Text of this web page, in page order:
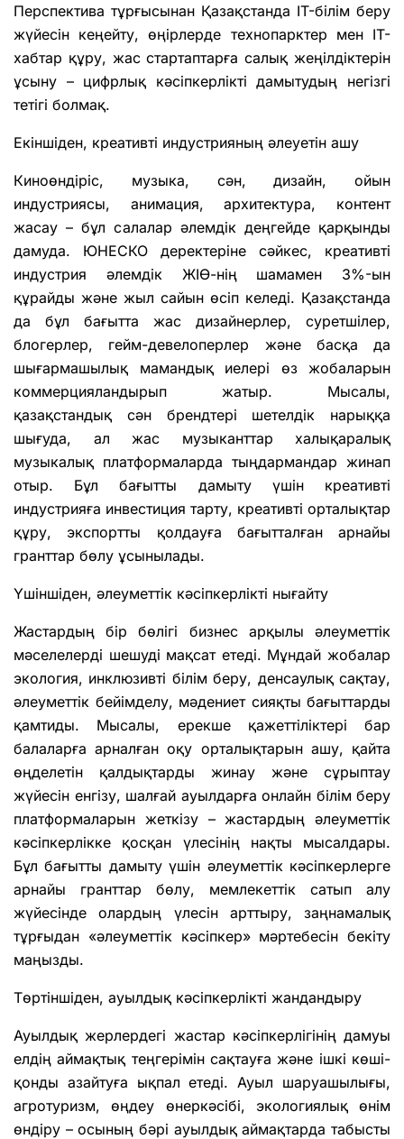
Перспектива тұрғысынан Қазақстанда IT-білім беру
жүйесін кеңейту, өңірлерде технопарктер мен IT-
хабтар құру, жас стартаптарға салық жеңілдіктерін
ұсыну – цифрлық кәсіпкерлікті дамытудың негізгі
тетігі болмақ.
Екіншіден, креативті индустрияның әлеуетін ашу
Киноөндіріс, музыка, сән, дизайн, ойын
индустриясы, анимация, архитектура, контент
жасау – бұл салалар әлемдік деңгейде қарқынды
дамуда. ЮНЕСКО деректеріне сәйкес, креативті
индустрия әлемдік ЖІӨ-нің шамамен 3%-ын
құрайды және жыл сайын өсіп келеді. Қазақстанда
да бұл бағытта жас дизайнерлер, суретшілер,
блогерлер, гейм-девелоперлер және басқа да
шығармашылық мамандық иелері өз жобаларын
коммерцияландырып жатыр. Мысалы,
қазақстандық сән брендтері шетелдік нарыққа
шығуда, ал жас музыканттар халықаралық
музыкалық платформаларда тыңдармандар жинап
отыр. Бұл бағытты дамыту үшін креативті
индустрияға инвестиция тарту, креативті орталықтар
құру, экспортты қолдауға бағытталған арнайы
гранттар бөлу ұсынылады.
Үшіншіден, әлеуметтік кәсіпкерлікті нығайту
Жастардың бір бөлігі бизнес арқылы әлеуметтік
мәселелерді шешуді мақсат етеді. Мұндай жобалар
экология, инклюзивті білім беру, денсаулық сақтау,
әлеуметтік бейімделу, мәдениет сияқты бағыттарды
қамтиды. Мысалы, ерекше қажеттіліктері бар
балаларға арналған оқу орталықтарын ашу, қайта
өңделетін қалдықтарды жинау және сұрыптау
жүйесін енгізу, шалғай ауылдарға онлайн білім беру
платформаларын жеткізу – жастардың әлеуметтік
кәсіпкерлікке қосқан үлесінің нақты мысалдары.
Бұл бағытты дамыту үшін әлеуметтік кәсіпкерлерге
арнайы гранттар бөлу, мемлекеттік сатып алу
жүйесінде олардың үлесін арттыру, заңнамалық
тұрғыдан «әлеуметтік кәсіпкер» мәртебесін бекіту
маңызды.
Төртіншіден, ауылдық кәсіпкерлікті жандандыру
Ауылдық жерлердегі жастар кәсіпкерлігінің дамуы
елдің аймақтық теңгерімін сақтауға және ішкі көші-
қонды азайтуға ықпал етеді. Ауыл шаруашылығы,
агротуризм, өңдеу өнеркәсібі, экологиялық өнім
өндіру – осының бәрі ауылдық аймақтарда табысты